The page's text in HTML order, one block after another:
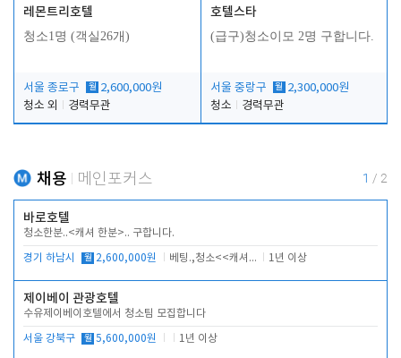
레몬트리호텔
청소1명 (객실26개)
서울 종로구 월 2,600,000원
청소 외
경력무관
호텔스타
(급구)청소이모 2명 구합니다.
서울 중랑구 월 2,300,000원
청소
경력무관
채용 메인포커스 1 / 2
바로호텔
청소한분..<캐셔 한분>.. 구합니다.
경기 하남시 월 2,600,000원 베팅.,청소<<캐셔 모셔봅니다. 1년 이상
제이베이 관광호텔
수유제이베이호텔에서 청소팀 모집합니다
서울 강북구 월 5,600,000원 1년 이상